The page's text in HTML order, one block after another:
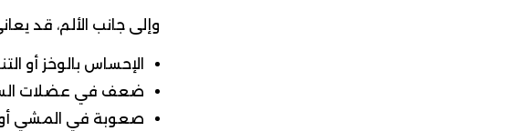
وإلى جانب الألم، قد
الإحساس بالوخز أو
ضعف في عضلات
صعوبة في المشي أو